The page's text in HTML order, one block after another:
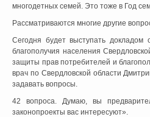
многодетных семей. Это тоже в Год
Рассматриваются многие другие
Сегодня будет выступать докладом
благополучия населения
защиты прав потребителей и
врач по Свердловской области
задавать вопросы.
42 вопроса. Думаю, вы
законопроекты вас интересуют».